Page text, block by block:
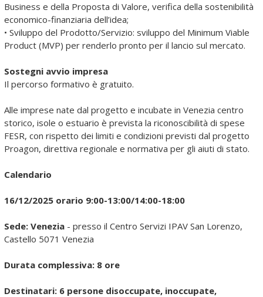
Business e della Proposta di Valore, verifica della sostenibilità
economico-finanziaria dell’idea;
• Sviluppo del Prodotto/Servizio: sviluppo del Minimum Viable
Product (MVP) per renderlo pronto per il lancio sul mercato.
Sostegni avvio impresa
Il percorso formativo è gratuito.
Alle imprese nate dal progetto e incubate in Venezia centro
storico, isole o estuario è prevista la riconoscibilità di spese
FESR, con rispetto dei limiti e condizioni previsti dal progetto
Proagon, direttiva regionale e normativa per gli aiuti di stato.
Calendario
16/12/2025 orario 9:00-13:00/14:00-18:00
Sede: Venezia - presso il Centro Servizi IPAV San Lorenzo,
Castello 5071 Venezia
Durata complessiva: 8 ore
Destinatari: 6 persone disoccupate, inoccupate,